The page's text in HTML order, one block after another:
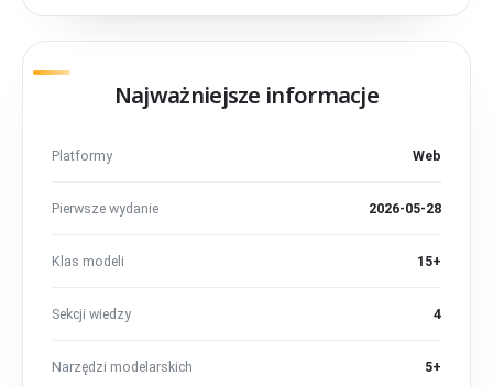
Najważniejsze informacje
Platformy Web
Pierwsze wydanie 2026-05-28
Klas modeli 15+
Sekcji wiedzy 4
Narzędzi modelarskich 5+